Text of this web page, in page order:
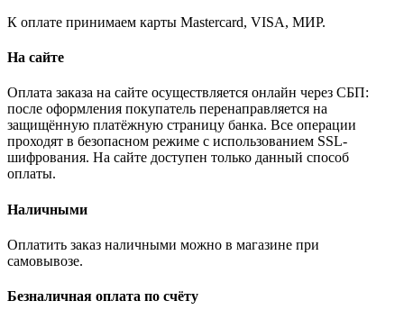
К оплате принимаем карты Mastercard, VISA, МИР.
На сайте
Оплата заказа на сайте осуществляется онлайн через СБП:
после оформления покупатель перенаправляется на
защищённую платёжную страницу банка. Все операции
проходят в безопасном режиме с использованием SSL-
шифрования. На сайте доступен только данный способ
оплаты.
Наличными
Оплатить заказ наличными можно в магазине при
самовывозе.
Безналичная оплата по счёту